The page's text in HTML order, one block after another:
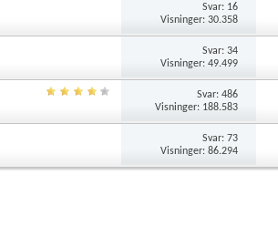
Svar: 16
Visninger: 30.358
Svar: 34
Visninger: 49.499
Svar: 486
Visninger: 188.583
Svar: 73
Visninger: 86.294